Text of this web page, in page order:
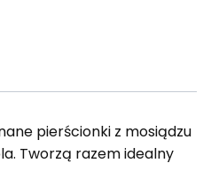
pierścionki z mosiądzu
Tworzą razem idealny